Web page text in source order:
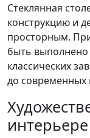
Стеклянная
конструкцию и
просторным.
быть
классических
до современных
интерьере